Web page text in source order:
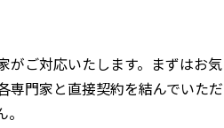
がご対応いたします。まずはお気
専門家と直接契約を結んでいただ